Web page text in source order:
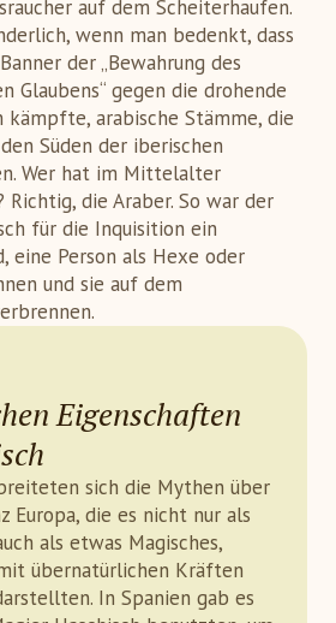
auf dem Scheiterhaufen.
wenn man bedenkt, dass
der „Bewahrung des
Glaubens“ gegen die drohende
kämpfte, arabische Stämme, die
Süden der iberischen
Wer hat im Mittelalter
Richtig, die Araber. So war der
für die Inquisition ein
eine Person als Hexe oder
und sie auf dem
Eigenschaften
sich die Mythen über
Europa, die es nicht nur als
als etwas Magisches,
übernatürlichen Kräften
In Spanien gab es